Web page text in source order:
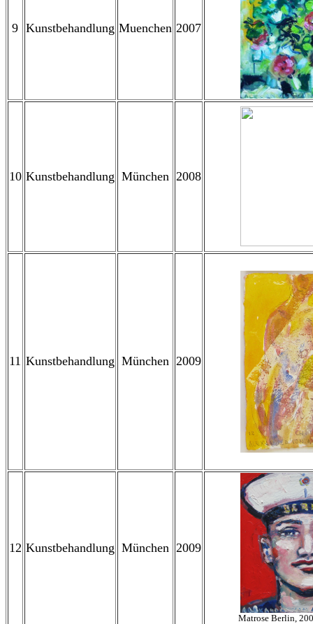
9 Kunstbehandlung Muenchen 2007
10 Kunstbehandlung München 2008
11 Kunstbehandlung München 2009
12 Kunstbehandlung München 2009
Matrose Berlin,